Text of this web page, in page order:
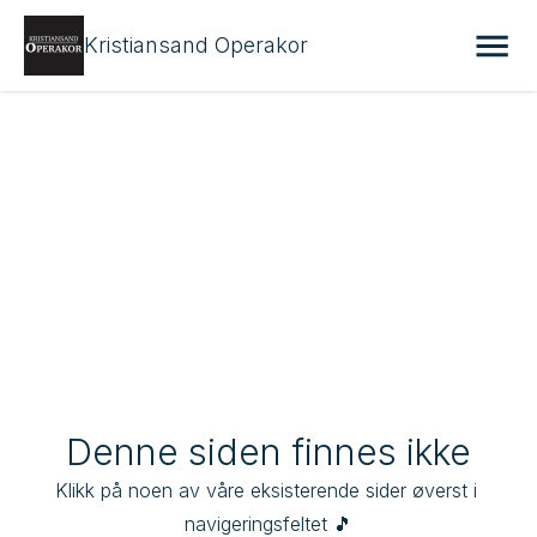
Kristiansand Operakor
Denne siden finnes ikke
Klikk på noen av våre eksisterende sider øverst i
navigeringsfeltet 🎵